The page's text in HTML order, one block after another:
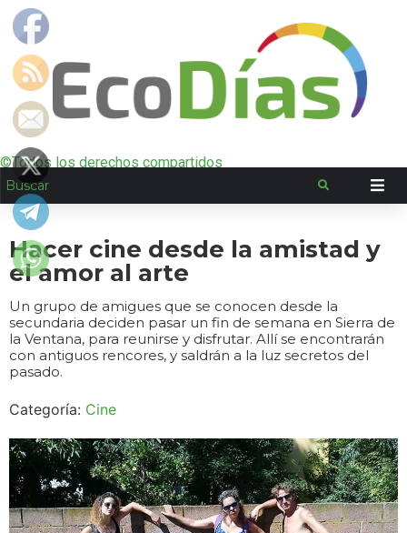
©Todos los derechos compartidos
Hacer cine desde la amistad y
el amor al arte
Un grupo de amigues que se conocen desde la
secundaria deciden pasar un fin de semana en Sierra de
la Ventana, para reunirse y disfrutar. Allí se encontrarán
con antiguos rencores, y saldrán a la luz secretos del
pasado.
Categoría: Cine